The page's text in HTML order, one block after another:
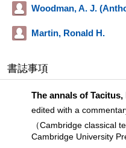
Woodman, A. J.
Martin, Ronald H.
書誌事項
The annals of Tacitus,
edited with a
（Cambridge classical
Cambridge University